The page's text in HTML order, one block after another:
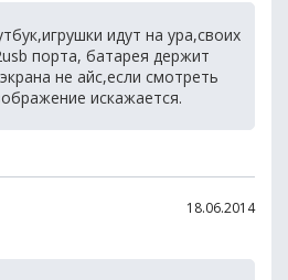
идут на ура,своих
порта, батарея держит
не айс,если смотреть
искажается.
18.06.2014